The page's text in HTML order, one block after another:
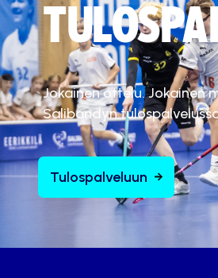
Jokainen ottelu. Jokainen
Salibandyn
Tulospalveluun